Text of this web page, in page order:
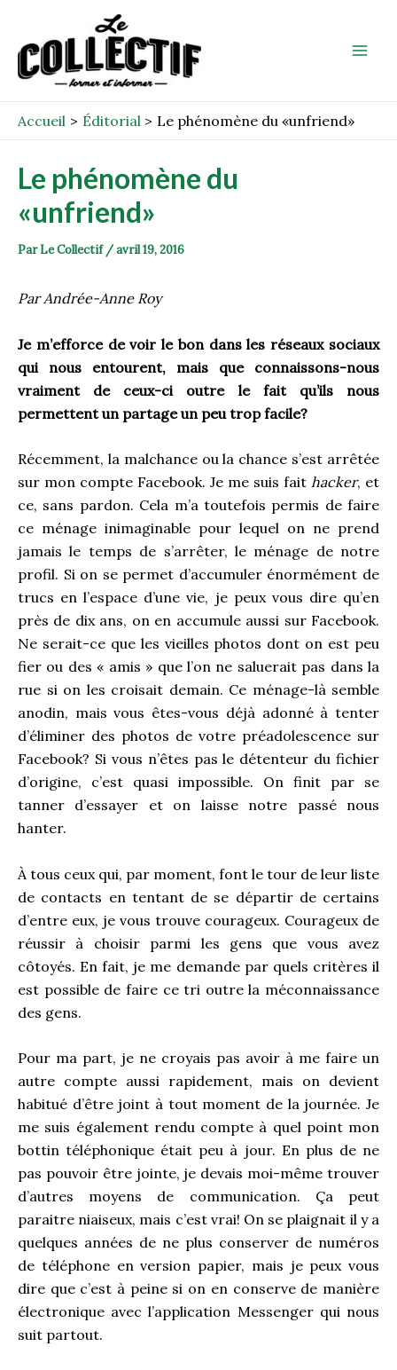
contenu
Accueil Éditorial Le phénomène du «unfriend»
Le phénomène du
«unfriend»
ParLe Collectif /avril 19, 2016
Par Andrée-Anne Roy
Je m’efforce de voir le bon dans les réseaux sociaux
qui nous entourent, mais que connaissons-nous
vraiment de ceux-ci outre le fait qu’ils nous
permettent un partage un peu trop facile?
Récemment, la malchance ou la chance s’est arrêtée
sur mon compte Facebook. Je me suis fait hacker, et
ce, sans pardon. Cela m’a toutefois permis de faire
ce ménage inimaginable pour lequel on ne prend
jamais le temps de s’arrêter, le ménage de notre
profil. Si on se permet d’accumuler énormément de
trucs en l’espace d’une vie, je peux vous dire qu’en
près de dix ans, on en accumule aussi sur Facebook.
Ne serait-ce que les vieilles photos dont on est peu
fier ou des « amis » que l’on ne saluerait pas dans la
rue si on les croisait demain. Ce ménage-là semble
anodin, mais vous êtes-vous déjà adonné à tenter
d’éliminer des photos de votre préadolescence sur
Facebook? Si vous n’êtes pas le détenteur du fichier
d’origine, c’est quasi impossible. On finit par se
tanner d’essayer et on laisse notre passé nous
hanter.
À tous ceux qui, par moment, font le tour de leur liste
de contacts en tentant de se départir de certains
d’entre eux, je vous trouve courageux. Courageux de
réussir à choisir parmi les gens que vous avez
côtoyés. En fait, je me demande par quels critères il
est possible de faire ce tri outre la méconnaissance
des gens.
Pour ma part, je ne croyais pas avoir à me faire un
autre compte aussi rapidement, mais on devient
habitué d’être joint à tout moment de la journée. Je
me suis également rendu compte à quel point mon
bottin téléphonique était peu à jour. En plus de ne
pas pouvoir être jointe, je devais moi-même trouver
d’autres moyens de communication. Ça peut
paraitre niaiseux, mais c’est vrai! On se plaignait il y a
quelques années de ne plus conserver de numéros
de téléphone en version papier, mais je peux vous
dire que c’est à peine si on en conserve de manière
électronique avec l’application Messenger qui nous
suit partout.
navigation